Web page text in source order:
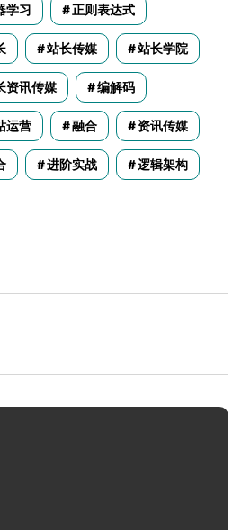
学习 正则表达式
站长传媒 站长学院
资讯传媒 编解码
运营 融合 资讯传媒
进阶实战 逻辑架构